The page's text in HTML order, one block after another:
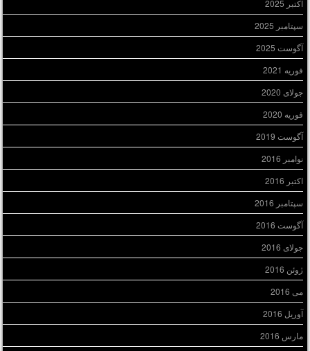
اکتبر 2025
سپتامبر 2025
آگوست 2025
فوریه 2021
جولای 2020
فوریه 2020
آگوست 2019
نوامبر 2016
اکتبر 2016
سپتامبر 2016
آگوست 2016
جولای 2016
ژوئن 2016
می 2016
آوریل 2016
مارس 2016